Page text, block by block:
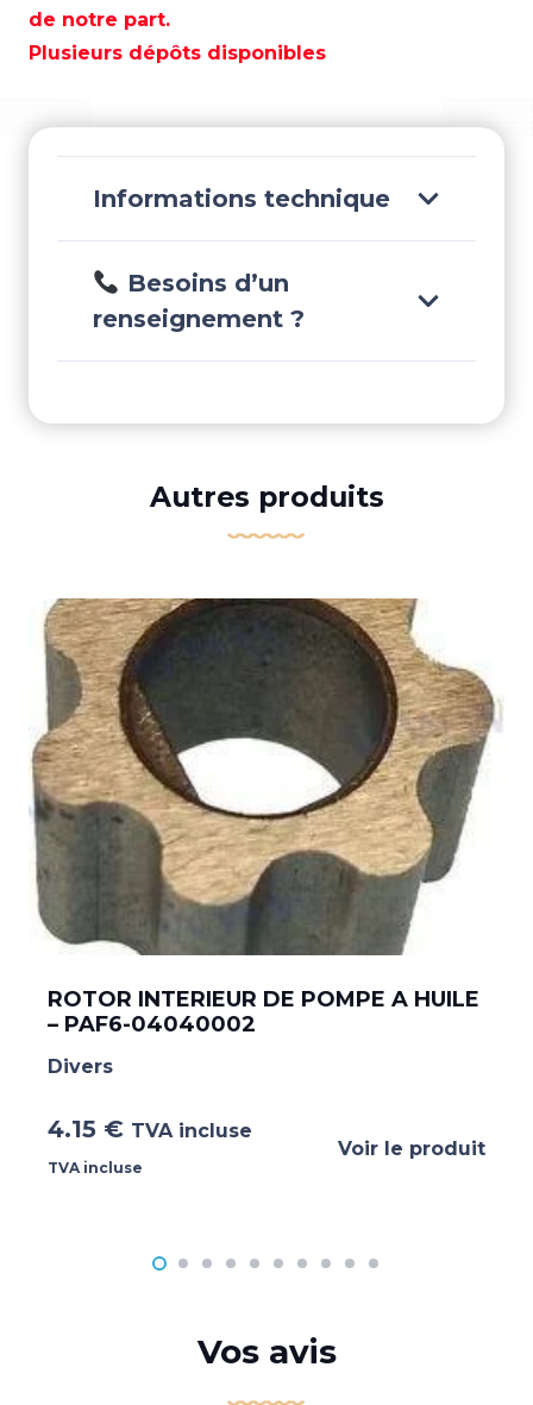
POMPE
-
de notre part.
Plusieurs dépôts disponibles
Informations technique
Besoins d’un
renseignement ?
Autres produits
ROTOR INTERIEUR DE POMPE A HUILE
– PAF6-04040002
Divers
4.15 € TVA incluse
TVA incluse
Voir le produit
Vos avis